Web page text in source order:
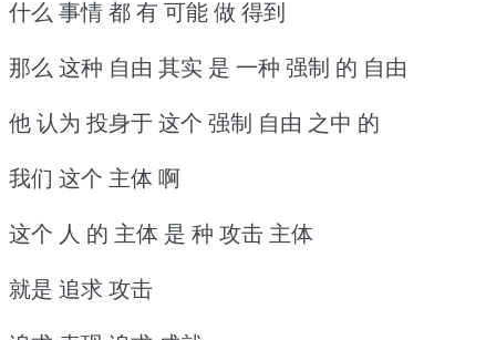
什么 事情 都 有 可能 做 得到
那么 这种 自由 其实 是 一种 强制 的 自由
他 认为 投身于 这个 强制 自由 之中 的
我们 这个 主体 啊
这个 人 的 主体 是 种 攻击 主体
就是 追求 攻击